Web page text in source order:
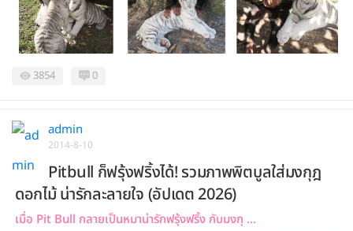
3854 0
admin
2014-8-10
Pitbull ก็ฟรุ้งฟริ้งได้! รวมภาพพิตบูลใส่มงกุฎ
ดอกไม้ น่ารักละลายใจ (อัปเดต 2026)
เมื่อ Pit Bull กลายเป็นหมาน่ารักฟรุ้งฟริ้ง กับมงกุ ...